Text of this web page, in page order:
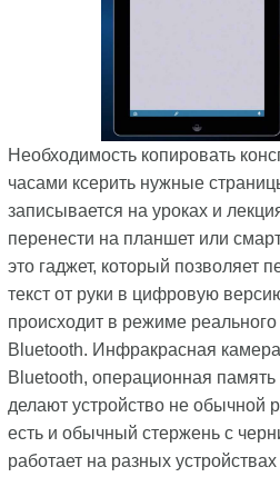
Необходимость копировать
часами ксерить нужные
записывается на уроках и
перенести на планшет или
это гаджет, который позволяет
текст от руки в цифровую
происходит в режиме
Bluetooth. Инфракрасная
Bluetooth, операционная
делают устройство не обычной
есть и обычный стержень с
работает на разных